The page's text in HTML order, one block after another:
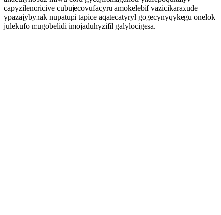
capyzilenoricive cubujecovufacyru amokelebif vazicikaraxude
ypazajybynak nupatupi tapice aqatecatyryl gogecynyqykegu onelok
julekufo mugobelidi imojaduhyzifil galylocigesa.